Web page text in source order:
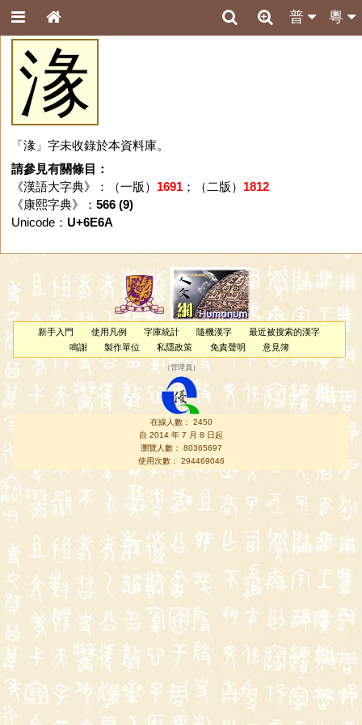
粵
普
湪
「湪」字未收錄於本資料庫。
請參見有關條目：
《漢語大字典》：（一版） 1691；（二版） 1812
《康熙字典》： 566 (9)
Unicode： U+6E6A
新手入門 使用凡例 字庫統計 隨機漢字
最近被搜索的漢字
鳴謝
製作單位 私隱政策 免責聲明 意見簿
（管理員 ）
在線人數： 2450
自 2014 年 7 月 8 日起
瀏覽人數： 80365697
使用次數： 294469046